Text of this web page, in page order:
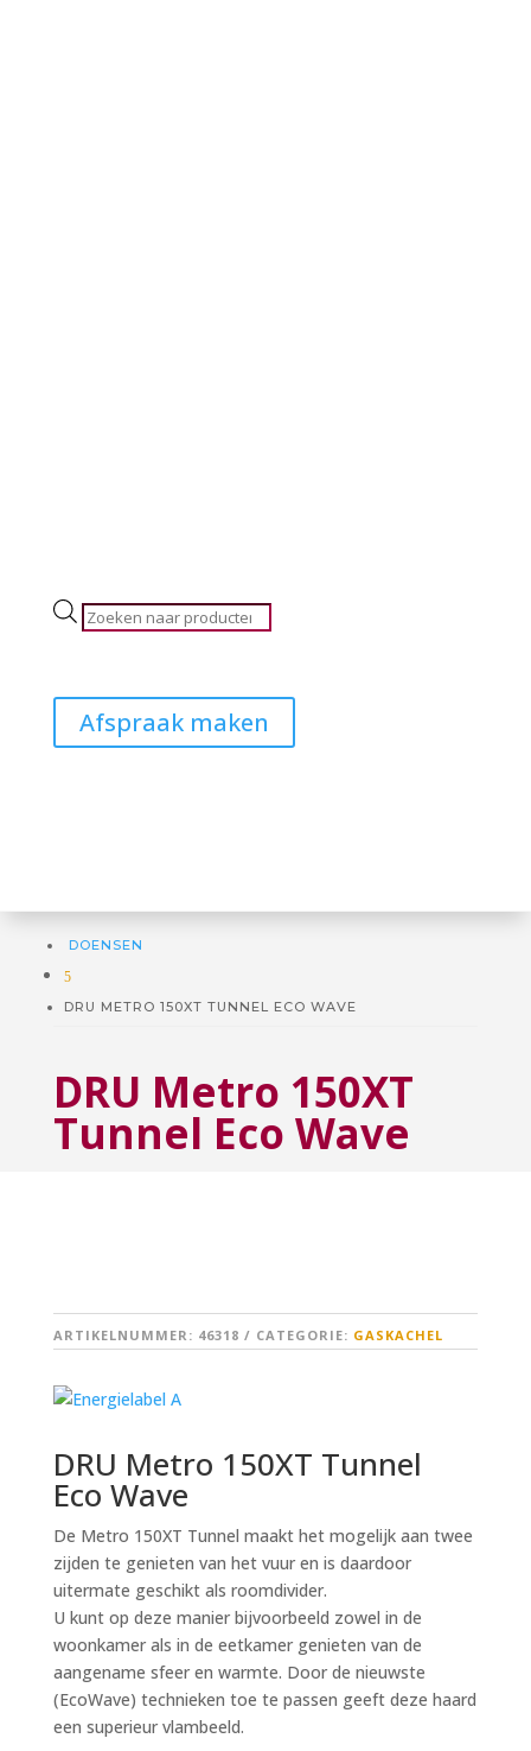
Producten
Afspraak maken
DOENSEN
5
DRU METRO 150XT TUNNEL ECO WAVE
DRU Metro 150XT
Tunnel Eco Wave
ARTIKELNUMMER: 46318 CATEGORIE: GASKACHEL
DRU Metro 150XT Tunnel
Eco Wave
De Metro 150XT Tunnel maakt het mogelijk aan twee
zijden te genieten van het vuur en is daardoor
uitermate geschikt als roomdivider.
U kunt op deze manier bijvoorbeeld zowel in de
woonkamer als in de eetkamer genieten van de
aangename sfeer en warmte. Door de nieuwste
(EcoWave) technieken toe te passen geeft deze haard
een superieur vlambeeld.